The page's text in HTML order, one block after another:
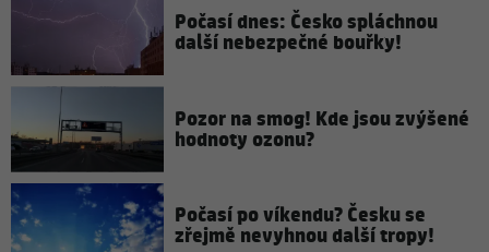
Počasí dnes: Česko spláchnou
další nebezpečné bouřky!
Pozor na smog! Kde jsou zvýšené
hodnoty ozonu?
Počasí po víkendu? Česku se
zřejmě nevyhnou další tropy!